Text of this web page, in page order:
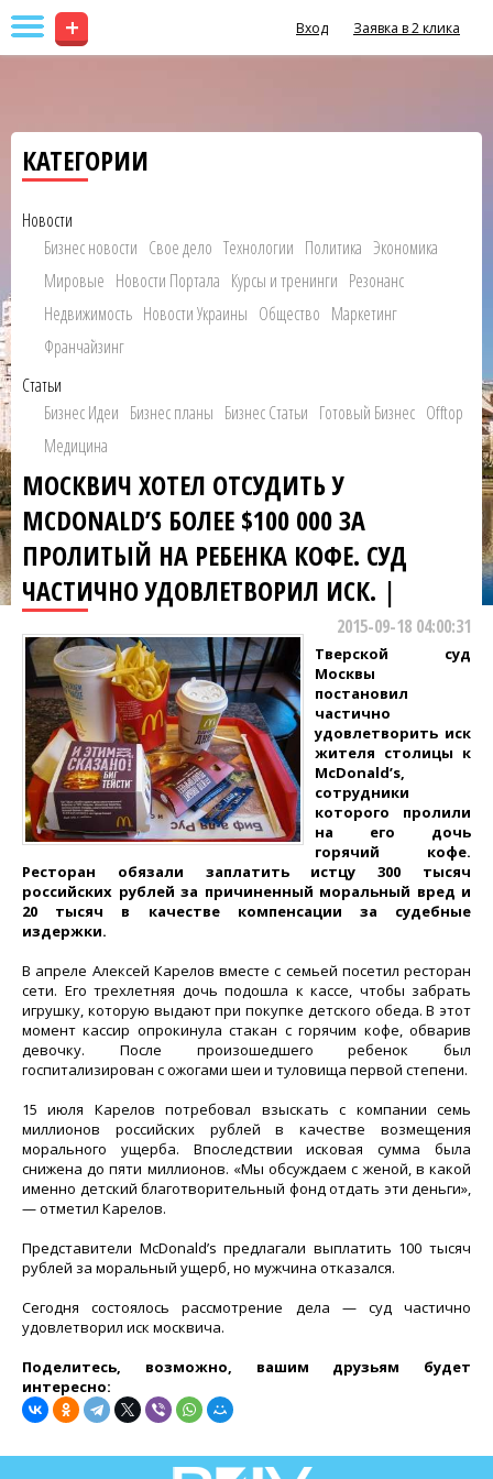
+ Вход Заявка в 2 клика
КАТЕГОРИИ
Новости
Бизнес новости Свое дело Технологии Политика Экономика
Мировые Новости Портала Курсы и тренинги Резонанс
Недвижимость Новости Украины Общество Маркетинг
Франчайзинг
Статьи
Бизнес Идеи Бизнес планы Бизнес Статьи Готовый Бизнес Offtop
Медицина
МОСКВИЧ ХОТЕЛ ОТСУДИТЬ У
MCDONALD’S БОЛЕЕ $100 000 ЗА
ПРОЛИТЫЙ НА РЕБЕНКА КОФЕ. СУД
ЧАСТИЧНО УДОВЛЕТВОРИЛ ИСК. |
2015-09-18 04:00:31
Тверской суд
Москвы
постановил
частично
удовлетворить иск
жителя столицы к
McDonald’s,
сотрудники
которого пролили
на его дочь
горячий кофе.
Ресторан обязали заплатить истцу 300 тысяч
российских рублей за причиненный моральный вред и
20 тысяч в качестве компенсации за судебные
издержки.
В апреле Алексей Карелов вместе с семьей посетил ресторан
сети. Его трехлетняя дочь подошла к кассе, чтобы забрать
игрушку, которую выдают при покупке детского обеда. В этот
момент кассир опрокинула стакан с горячим кофе, обварив
девочку. После произошедшего ребенок был
госпитализирован с ожогами шеи и туловища первой степени.
15 июля Карелов потребовал взыскать с компании семь
миллионов российских рублей в качестве возмещения
морального ущерба. Впоследствии исковая сумма была
снижена до пяти миллионов. «Мы обсуждаем с женой, в какой
именно детский благотворительный фонд отдать эти деньги»,
— отметил Карелов.
Представители McDonald’s предлагали выплатить 100 тысяч
рублей за моральный ущерб, но мужчина отказался.
Сегодня состоялось рассмотрение дела — суд частично
удовлетворил иск москвича.
Поделитесь, возможно, вашим друзьям будет
интересно: